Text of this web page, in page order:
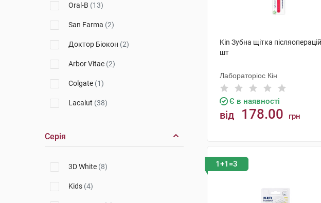
Oral-B (13)
San Farma (2)
Доктор Біокон (2)
Arbor Vitae (2)
Colgate (1)
Lacalut (38)
Серія
3D White (8)
Kids (4)
Kin Зубна щітка
шт
Лабораторіос Кін
Є в наявності
від 178.00 грн
1+1=3